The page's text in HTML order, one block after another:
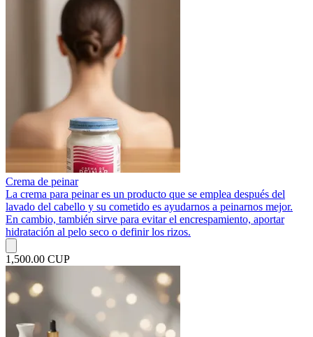
Crema de peinar
La crema para peinar es un producto que se emplea después del
lavado del cabello y su cometido es ayudarnos a peinarnos mejor.
En cambio, también sirve para evitar el encrespamiento, aportar
hidratación al pelo seco o definir los rizos.
1,500.00 CUP